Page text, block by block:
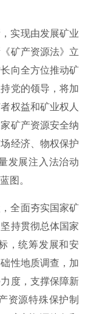
实现由发展矿业
矿产资源法》立
向全方位推动矿
党的领导，将加
权益和矿业权人
矿产资源安全纳
经济、物权保护
发展注入法治动
图。
全面夯实国家矿
持贯彻总体国家
，统筹发展和安
性地质调查，加
度，支撑保障新
资源特殊保护制